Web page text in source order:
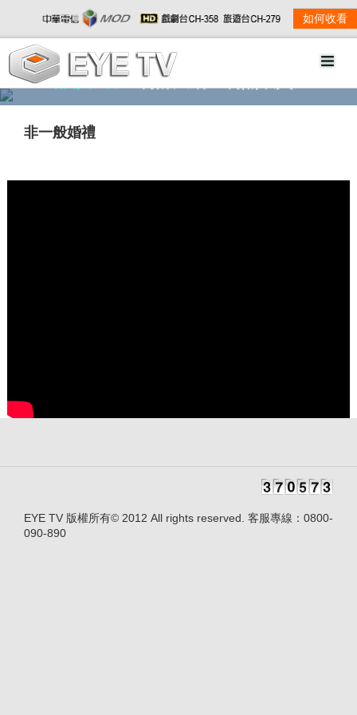
如何收看
精彩影音 劇情大綱
非一般婚禮
EYE TV 版權所有© 2012 All rights reserved. 客服專線：0800-
090-890